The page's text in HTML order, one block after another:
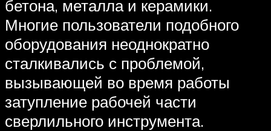
бетона, металла и керамики.
Многие пользователи подобного
оборудования неоднократно
сталкивались с проблемой,
вызывающей во время работы
затупление рабочей части
сверлильного инструмента.